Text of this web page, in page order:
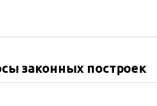
законных построек